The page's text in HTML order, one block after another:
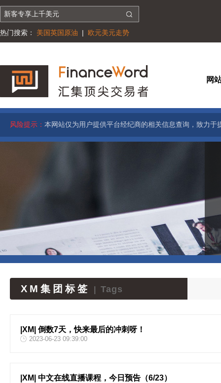
热门搜索： 美国英国原油 | 欧元美元走势
网
风险提示： 本网站仅为用户提供平台经纪商的相关信息查询，致力
XM集团标签 Tags
|XM| 倒数7天，快来最后的冲刺呀！
2023-06-23 09:39:00
|XM| 中文在线直播课程，今日预告（6/23）